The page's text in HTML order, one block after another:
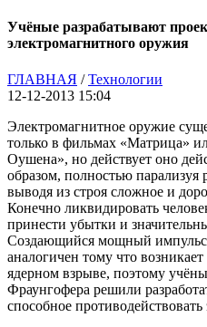
Учёные разрабатывают
электромагнитного оружия
ГЛАВНАЯ /Технологии
12-12-2013 15:04
Электромагнитное оружие
только в фильмах «Матрица»
Оушена», но действует оно
образом, полностью парализуя
выводя из строя сложное и
Конечно ликвидировать
принести убытки и
Создающийся мощный
аналогичен тому что
ядерном взрыве, поэтому
Фраунгофера решили
способное противодействовать